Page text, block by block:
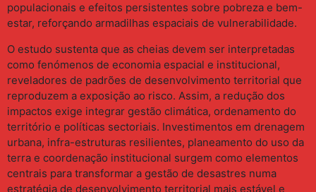
populacionais e efeitos persistentes sobre pobreza e bem-
estar, reforçando armadilhas espaciais de vulnerabilidade.
O estudo sustenta que as cheias devem ser interpretadas
como fenómenos de economia espacial e institucional,
reveladores de padrões de desenvolvimento territorial que
reproduzem a exposição ao risco. Assim, a redução dos
impactos exige integrar gestão climática, ordenamento do
território e políticas sectoriais. Investimentos em drenagem
urbana, infra-estruturas resilientes, planeamento do uso da
terra e coordenação institucional surgem como elementos
centrais para transformar a gestão de desastres numa
estratégia de desenvolvimento territorial mais estável e